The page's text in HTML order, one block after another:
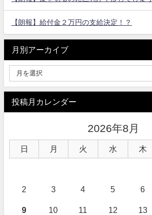
【朗報】給付金２万円の支給決定！？
月別アーカイブ
投稿月カレンダー
2026年8月
日 月 火 水 木
2 3 4 5 6
9 10 11 12 13